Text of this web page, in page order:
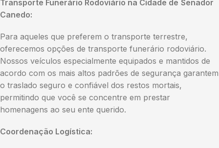
Transporte Funerário Rodoviário na Cidade de Senador
Canedo:
Para aqueles que preferem o transporte terrestre,
oferecemos opções de transporte funerário rodoviário.
Nossos veículos especialmente equipados e mantidos de
acordo com os mais altos padrões de segurança garantem
o traslado seguro e confiável dos restos mortais,
permitindo que você se concentre em prestar
homenagens ao seu ente querido.
Coordenação Logística: